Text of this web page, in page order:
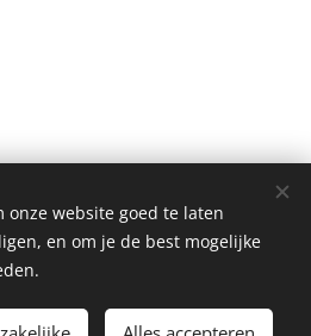
aan de winkelwagen
onze website goed te laten
en om je de best mogelijke